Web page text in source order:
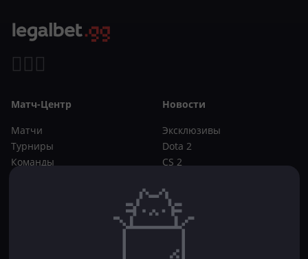
Матч-Центр
Матчи
Турниры
Команды
Новости
Эксклюзивы
Dota 2
CS 2
Букмекеры
CS 2